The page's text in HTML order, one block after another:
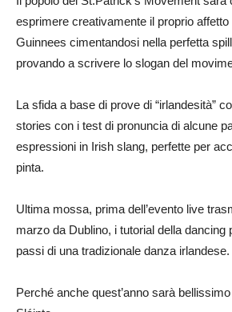
esprimere creativamente il proprio affetto
Guinnees cimentandosi nella perfetta
provando a scrivere lo slogan del
La sfida a base di prove di “irlandesità”
stories con i test di pronuncia di alcune
espressioni in Irish slang, perfette per
pinta.
Ultima mossa, prima dell’evento live
marzo da Dublino, i tutorial della dancing
passi di una tradizionale danza irlandese.
Perché anche quest’anno sarà